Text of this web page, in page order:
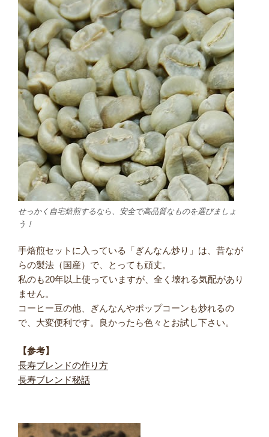
せっかく自宅焙煎するなら、安全で高品質なものを選びましょ
う！
手焙煎セットに入っている「ぎんなん炒り」は、昔なが
らの製法（国産）で、とっても頑丈。
私のも20年以上使っていますが、全く壊れる気配があり
ません。
コーヒー豆の他、ぎんなんやポップコーンも炒れるの
で、大変便利です。良かったら色々とお試し下さい。
【参考】
長寿ブレンドの作り方
長寿ブレンド秘話